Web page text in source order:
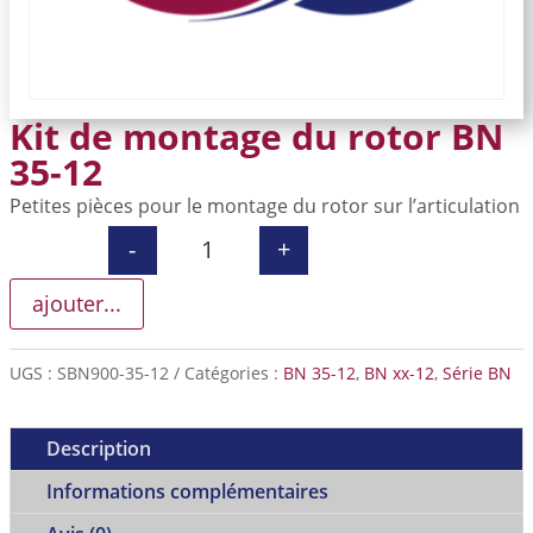
Kit de montage du rotor BN
35-12
Petites pièces pour le montage du rotor sur l’articulation
quantité de Kit de montage du rotor
- +
ajouter...
UGS : SBN900-35-12 Catégories : BN 35-12, BN xx-12, Série BN
Description
Informations complémentaires